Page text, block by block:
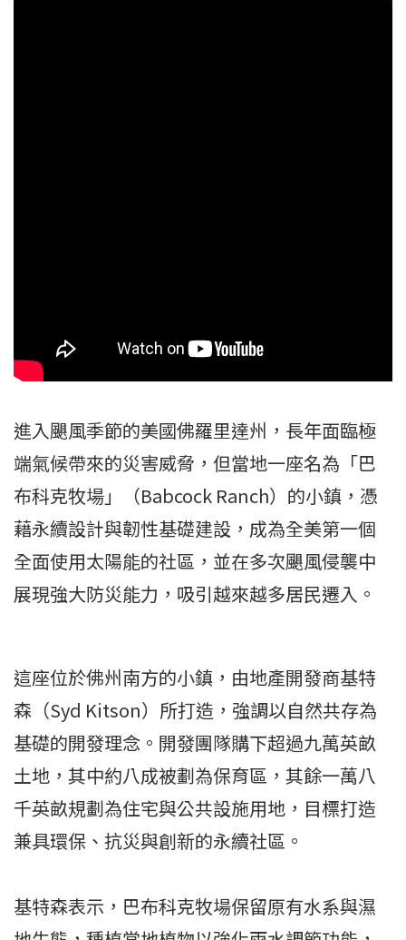
進入颶風季節的美國佛羅里達州，長年面臨極
端氣候帶來的災害威脅，但當地一座名為「巴
布科克牧場」（Babcock Ranch）的小鎮，憑
藉永續設計與韌性基礎建設，成為全美第一個
全面使用太陽能的社區，並在多次颶風侵襲中
展現強大防災能力，吸引越來越多居民遷入。
這座位於佛州南方的小鎮，由地產開發商基特
森（Syd Kitson）所打造，強調以自然共存為
基礎的開發理念。開發團隊購下超過九萬英畝
土地，其中約八成被劃為保育區，其餘一萬八
千英畝規劃為住宅與公共設施用地，目標打造
兼具環保、抗災與創新的永續社區。
基特森表示，巴布科克牧場保留原有水系與濕